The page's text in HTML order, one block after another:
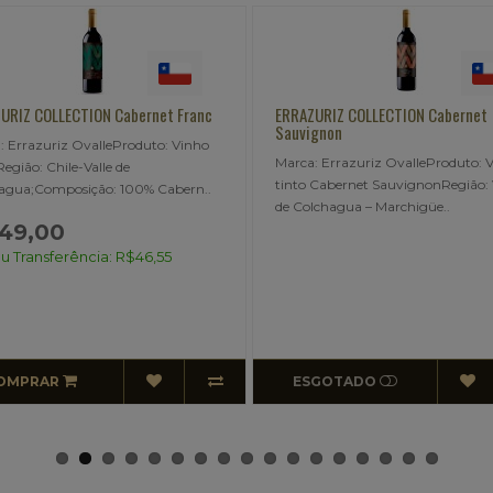
COLLECTION Cabernet
Errazuriz OvalleProduto: Vinho
Cabernet SauvignonRegião: Valle
ESGOTADO
TERRES CALCAIRES Pinot Noir
Produto: Vinho
França;Composição:100%
Noir;Notas de cor: Sua
COMPRAR